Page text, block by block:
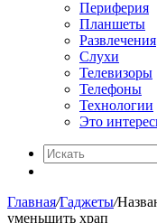
Периферия
Планшеты
Развлечения
Слухи
Телевизоры
Телефоны
Технологии
Это
Главная/Гаджеты/
уменьшить храп